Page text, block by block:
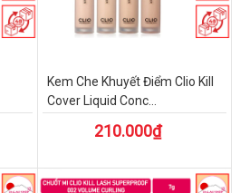
Kem Che Khuyết Điểm Clio Kill
Cover Liquid Conc...
210.000₫